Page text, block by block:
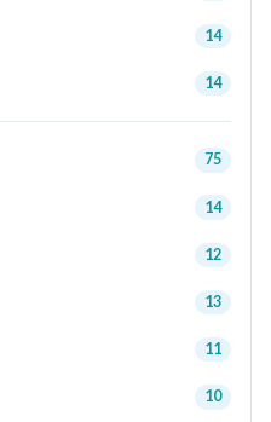
14
14
75
14
12
13
11
10